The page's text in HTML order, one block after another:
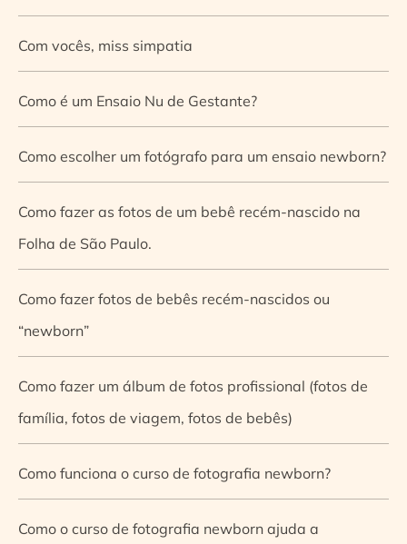
Com vocês, miss simpatia
Como é um Ensaio Nu de Gestante?
Como escolher um fotógrafo para um ensaio newborn?
Como fazer as fotos de um bebê recém-nascido na
Folha de São Paulo.
Como fazer fotos de bebês recém-nascidos ou
“newborn”
Como fazer um álbum de fotos profissional (fotos de
família, fotos de viagem, fotos de bebês)
Como funciona o curso de fotografia newborn?
Como o curso de fotografia newborn ajuda a